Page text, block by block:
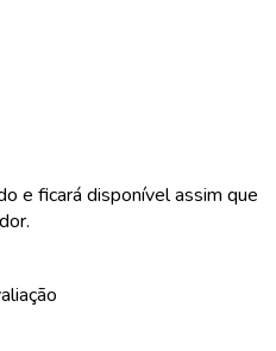
e ficará disponível assim que